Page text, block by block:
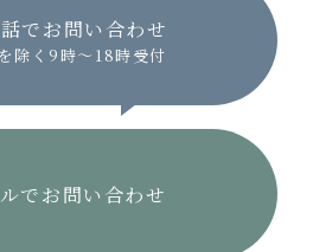
でお問い合わせ
除く9時〜18時受付
でお問い合わせ